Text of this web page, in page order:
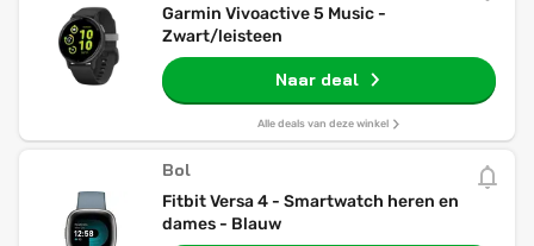
Garmin Vivoactive 5 Music -
Zwart/leisteen
Naar deal
Alle deals van deze winkel
Bol
Fitbit Versa 4 - Smartwatch heren en
dames - Blauw